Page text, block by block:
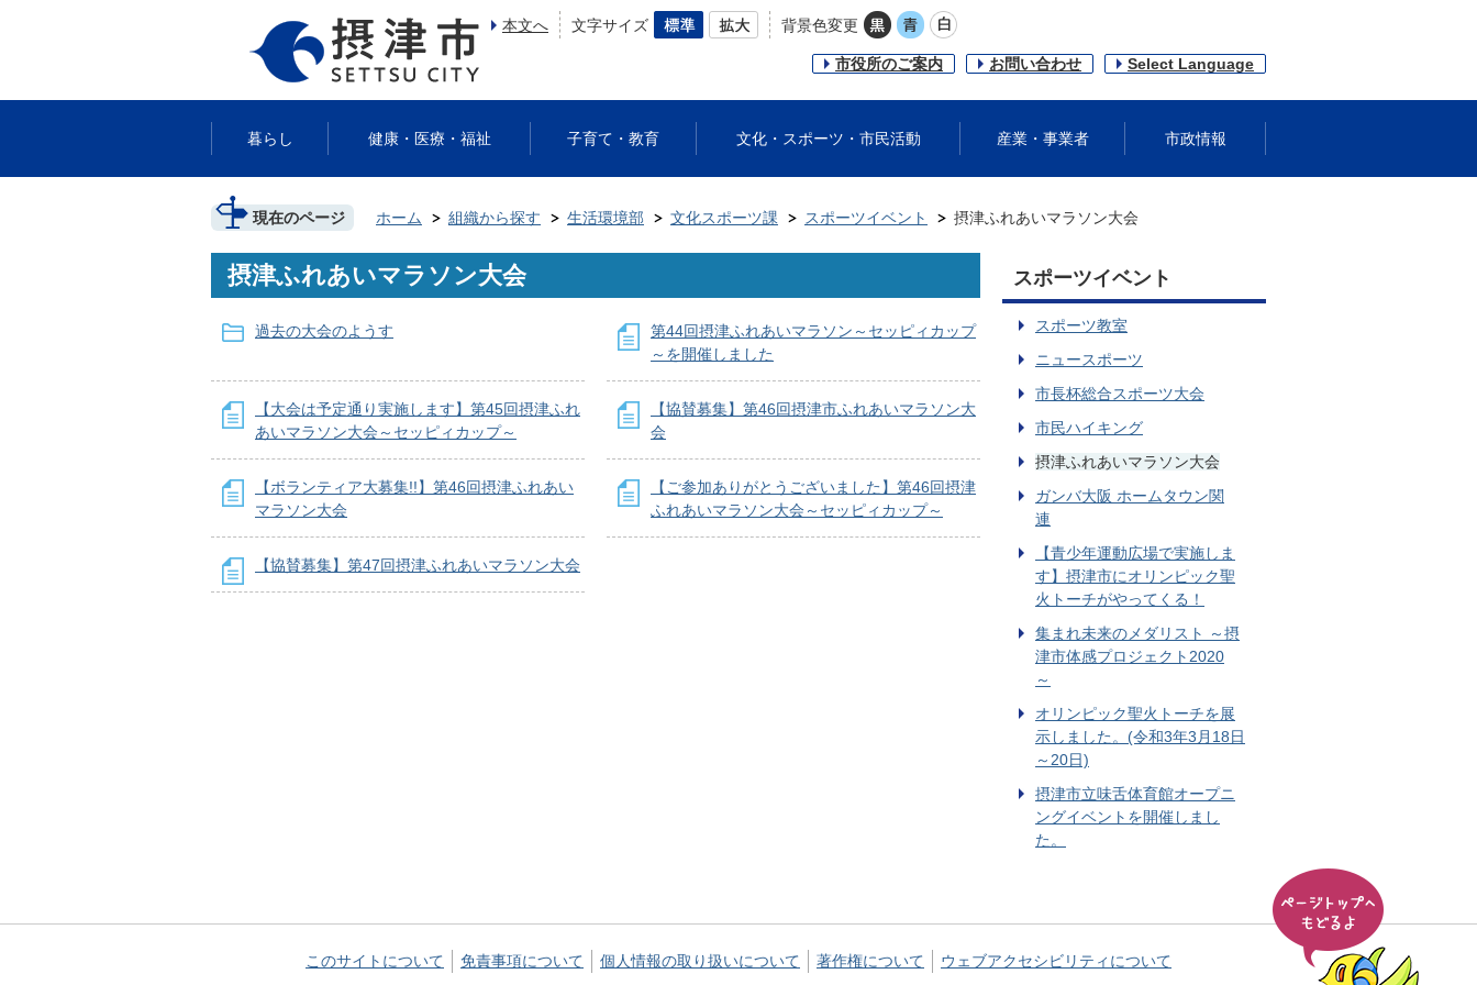
本文へ 文字サイズ 背景色変更
市役所のご案内 お問い合わせ Select Language
暮らし 健康・医療・福祉 子育て・教育 文化・スポーツ・市民活動 産業・事業者 市政情報
現在のページ ホーム 組織から探す 生活環境部 文化スポーツ課 スポーツイベント 摂津ふれあいマラソン大会
摂津ふれあいマラソン大会
過去の大会のようす
第44回摂津ふれあいマラソン～セッピィカップ
～を開催しました
【大会は予定通り実施します】第45回摂津ふれ
あいマラソン大会～セッピィカップ～
【協賛募集】第46回摂津市ふれあいマラソン大
会
【ボランティア大募集!!】第46回摂津ふれあい
マラソン大会
【ご参加ありがとうございました】第46回摂津
ふれあいマラソン大会～セッピィカップ～
【協賛募集】第47回摂津ふれあいマラソン大会
スポーツイベント
スポーツ教室
ニュースポーツ
市長杯総合スポーツ大会
市民ハイキング
摂津ふれあいマラソン大会
ガンバ大阪 ホームタウン関
連
【青少年運動広場で実施しま
す】摂津市にオリンピック聖
火トーチがやってくる！
集まれ未来のメダリスト ～摂
津市体感プロジェクト2020
～
オリンピック聖火トーチを展
示しました。(令和3年3月18日
～20日)
摂津市立味舌体育館オープニ
ングイベントを開催しまし
た。
このサイトについて 免責事項について 個人情報の取り扱いについて 著作権について ウェブアクセシビリティについて